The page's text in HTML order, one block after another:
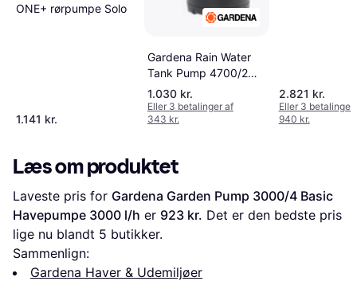
ONE+ rørpumpe Solo
1.141 kr.
Gardena Rain Water
Tank Pump 4700/2
Inox Automatic 1766-
20
1.030 kr.
Eller 3 betalinger af
343 kr.
2.821 kr.
Eller 3 betalinger
940 kr.
Læs om produktet
Laveste pris for Gardena Garden Pump 3000/4 Basic
Havepumpe 3000 l/h er 923 kr. Det er den bedste pris
lige nu blandt 5 butikker.
Sammenlign:
Gardena Haver & Udemiljøer